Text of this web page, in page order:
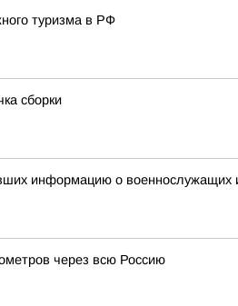
туризма в РФ
сборки
информацию о военнослужащих
через всю Россию